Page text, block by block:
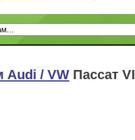
Audi / VW Пассат VI